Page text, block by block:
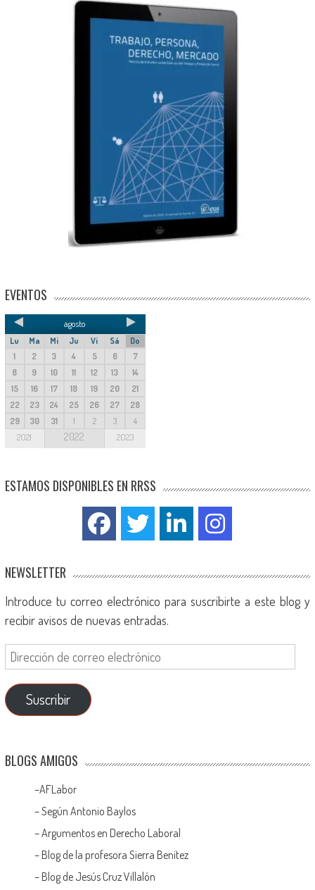
EVENTOS
agosto
Lu Ma Mi Ju Vi Sá
Do
1
2 3 4 5 6
7
8
9 10 11 12 13
14
15
16 17 18 19 20
21
22
23 24 25 26 27
28
29
30 31 1 2 3 4
2021 2022 2023
ESTAMOS DISPONIBLES EN RRSS
NEWSLETTER
Introduce tu correo electrónico para suscribirte a este blog y
recibir avisos de nuevas entradas.
Suscribir
BLOGS AMIGOS
–AFLabor
– Según Antonio Baylos
–Argumentos en Derecho Laboral
– Blog de la profesora Sierra Benítez
– Blog de Jesús Cruz Villalón